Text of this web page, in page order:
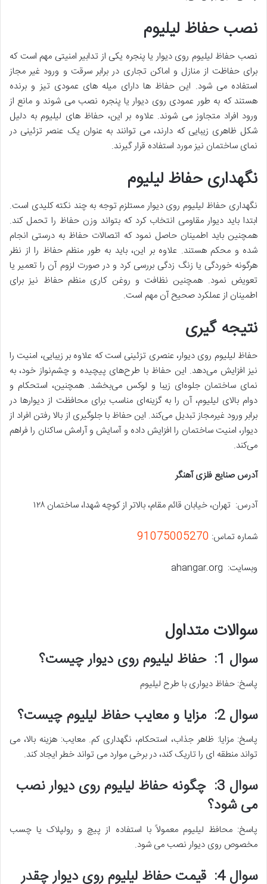
نصب حفاظ لیلیوم
نصب حفاظ لیلیوم روی دیوار یا پنجره یکی از تدابیر امنیتی مهم است که
برای حفاظت از منازل و اماکن تجاری در برابر سرقت و ورود غیر مجاز
استفاده می شود. این حفاظ ها دارای میله های عمودی تیز و برنده
هستند که به طور عمودی روی دیوار یا پنجره نصب می شوند و مانع از
ورود افراد متجاوز می شوند. علاوه بر این، حفاظ های لیلیوم به دلیل
شکل ظاهری زیبایی که دارند، می توانند به عنوان یک عنصر تزئینی در
نمای ساختمان نیز مورد استفاده قرار گیرند.
نگهداری حفاظ لیلیوم
نگهداری حفاظ لیلیوم روی دیوار مستلزم توجه به چند نکته کلیدی است.
ابتدا باید دیوار مقاومی انتخاب کرد که بتواند وزن حفاظ را تحمل کند.
همچنین باید اطمینان حاصل نمود که اتصالات حفاظ به درستی انجام
شده و محکم هستند. علاوه بر این، باید به طور منظم حفاظ را از نظر
هرگونه خوردگی یا زنگ زدگی بررسی کرد و در صورت لزوم آن را تعمیر یا
تعویض نمود. همچنین نظافت و روغن کاری منظم حفاظ نیز برای
اطمینان از عملکرد صحیح آن مهم است.
نتیجه گیری
حفاظ لیلیوم روی دیوار، عنصری تزئینی است که علاوه بر زیبایی، امنیت را
نیز افزایش می‌دهد. این حفاظ با طرح‌های پیچیده و چشم‌نواز خود، به
نمای ساختمان جلوه‌ای زیبا و لوکس می‌بخشد. همچنین، استحکام و
دوام بالای لیلیوم، آن را به گزینه‌ای مناسب برای محافظت از دیوارها در
برابر ورود غیرمجاز تبدیل می‌کند. این حفاظ با جلوگیری از بالا رفتن افراد از
دیوار، امنیت ساختمان را افزایش داده و آسایش و آرامش ساکنان را فراهم
می‌کند.
آدرس صنایع فلزی آهنگر
آدرس: تهران، خیابان قائم مقام، بالاتر از کوچه شهدا، ساختمان ۱۲۸
شماره تماس: 91075005270
وبسایت: ahangar.org
سوالات متداول
سوال 1: حفاظ لیلیوم روی دیوار چیست؟
پاسخ: حفاظ دیواری با طرح لیلیوم
سوال 2: مزایا و معایب حفاظ لیلیوم چیست؟
پاسخ: مزایا: ظاهر جذاب، استحکام، نگهداری کم. معایب: هزینه بالا، می
تواند منطقه ای را تاریک کند، در برخی موارد می تواند خطر ایجاد کند.
سوال 3: چگونه حفاظ لیلیوم روی دیوار نصب
می شود؟
پاسخ: محافظ لیلیوم معمولاً با استفاده از پیچ و رولپلاک یا چسب
مخصوص روی دیوار نصب می شود.
سوال 4: قیمت حفاظ لیلیوم روی دیوار چقدر